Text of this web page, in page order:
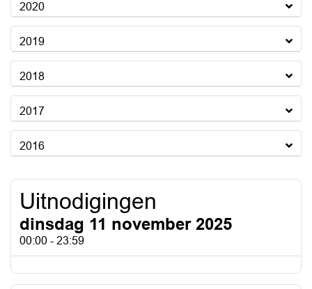
2020
2019
2018
2017
2016
Uitnodigingen
dinsdag 11 november 2025
00:00 - 23:59